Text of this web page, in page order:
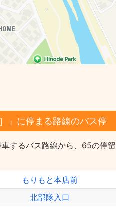
」に停まる路線のバス停
するバス路線から、65の停
もりもと本店前
北部隊入口